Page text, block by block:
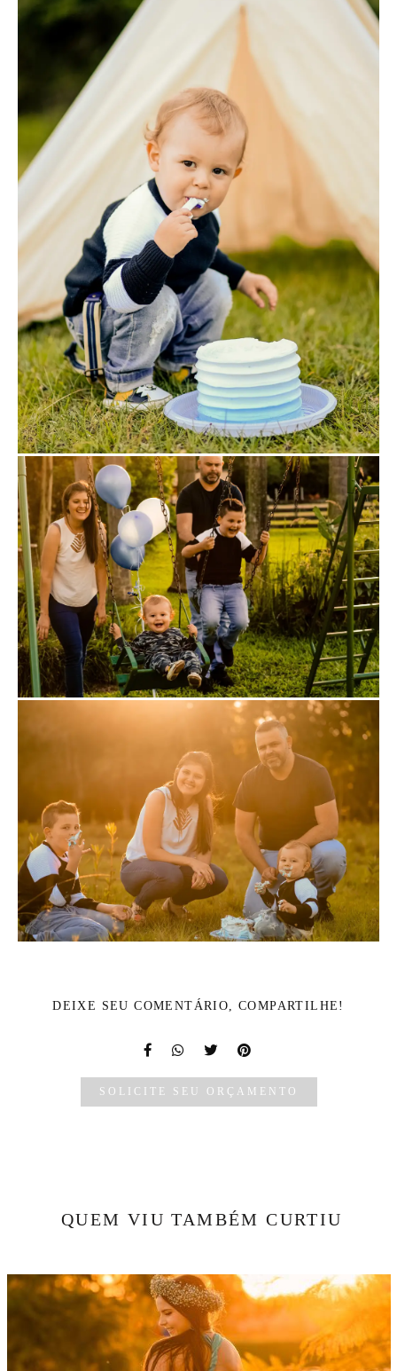
DEIXE SEU COMENTÁRIO, COMPARTILHE!
SOLICITE SEU ORÇAMENTO
QUEM VIU TAMBÉM CURTIU